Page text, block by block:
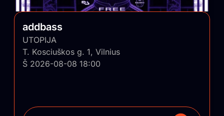
addbass
UTOPIJA
T. Kosciuškos g. 1, Vilnius
Š 2026-08-08 18:00